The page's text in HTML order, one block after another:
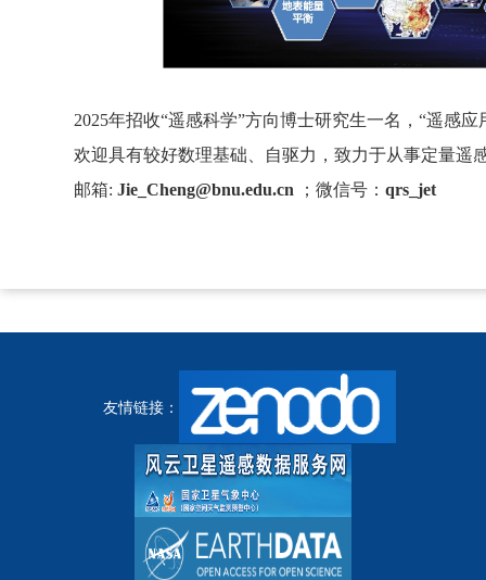
2025年招收“遥感科学”方向博士研究生一名，“遥感
欢迎具有较好数理基础、自驱力，致力于从事定量遥
邮箱: Jie_Cheng@bnu.edu.cn ； 微信号： qrs_jet
友情链接：